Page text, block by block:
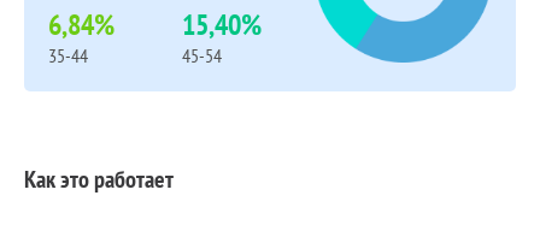
6,84%
35-44
15,40%
45-54
Как это работает